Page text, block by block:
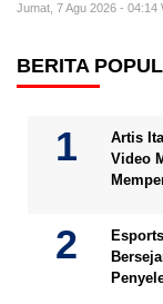
Jumat, 7 Agu 2026 - 04:14
BERITA
Artis
Video